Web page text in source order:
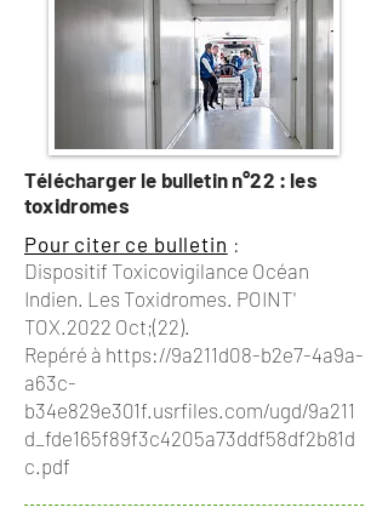
Télécharger le bulletin n°22 : les
toxidromes
Pour citer ce bulletin :
Dispositif Toxicovigilance Océan
Indien. Les Toxidromes. POINT'
TOX.2022 Oct;(22).
Repéré à https://9a211d08-b2e7-4a9a-
a63c-
b34e829e301f.usrfiles.com/ugd/9a211
d_fde165f89f3c4205a73ddf58df2b81d
c.pdf